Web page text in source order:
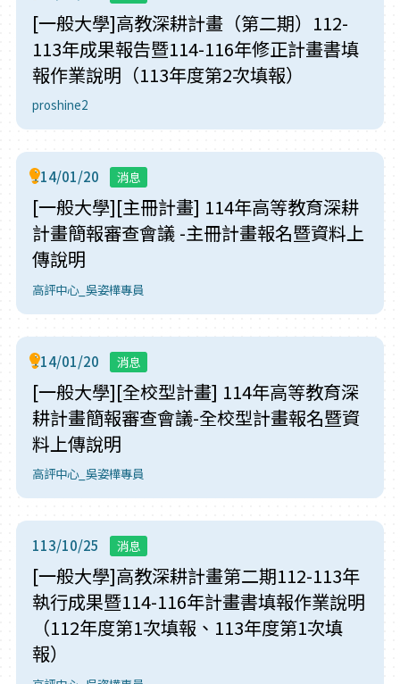
[一般大學]高教深耕計畫（第二期）112-
113年成果報告暨114-116年修正計畫書填
報作業說明（113年度第2次填報）
proshine2
114/01/20 消息
[一般大學][主冊計畫] 114年高等教育深耕
計畫簡報審查會議 -主冊計畫報名暨資料上
傳說明
高評中心_吳姿樺專員
114/01/20 消息
[一般大學][全校型計畫] 114年高等教育深
耕計畫簡報審查會議-全校型計畫報名暨資
料上傳說明
高評中心_吳姿樺專員
113/10/25 消息
[一般大學]高教深耕計畫第二期112-113年
執行成果暨114-116年計畫書填報作業說明
（112年度第1次填報、113年度第1次填
報）